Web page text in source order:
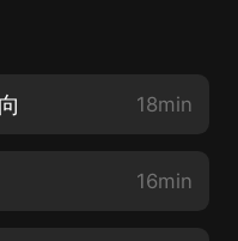
18min
16min